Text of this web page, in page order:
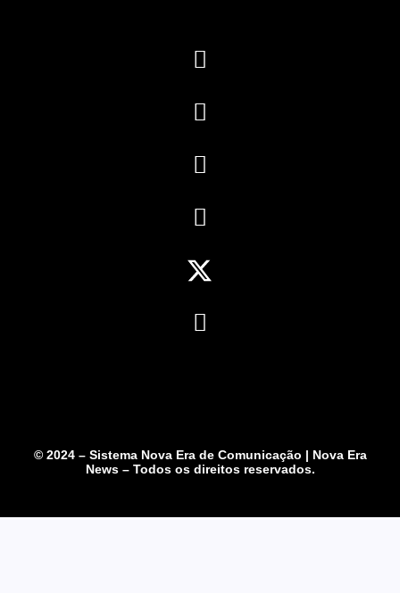
© 2024 – Sistema Nova Era de Comunicação | Nova Era
News – Todos os direitos reservados.